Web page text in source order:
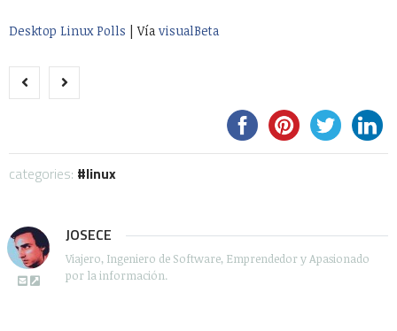
Desktop Linux Polls | Vía visualBeta
categories: linux
JOSECE
Viajero, Ingeniero de Software, Emprendedor y Apasionado
por la información.